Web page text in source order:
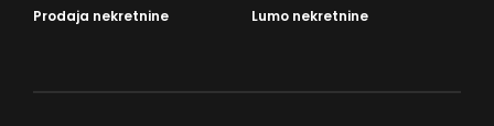
Prodaja nekretnine
Lumo nekretnine